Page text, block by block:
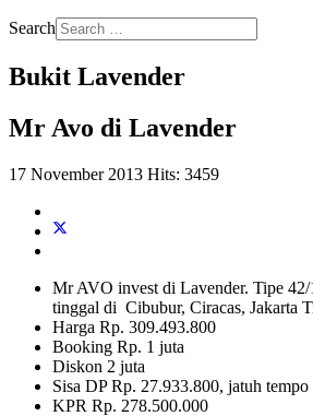
Search
Bukit Lavender
Mr Avo di Lavender
17 November 2013 Hits: 3459
Mr AVO invest di Lavender. Tipe 42/
tinggal di Cibubur, Ciracas, Jakarta
Harga Rp. 309.493.800
Booking Rp. 1 juta
Diskon 2 juta
Sisa DP Rp. 27.933.800, jatuh
KPR Rp. 278.500.000